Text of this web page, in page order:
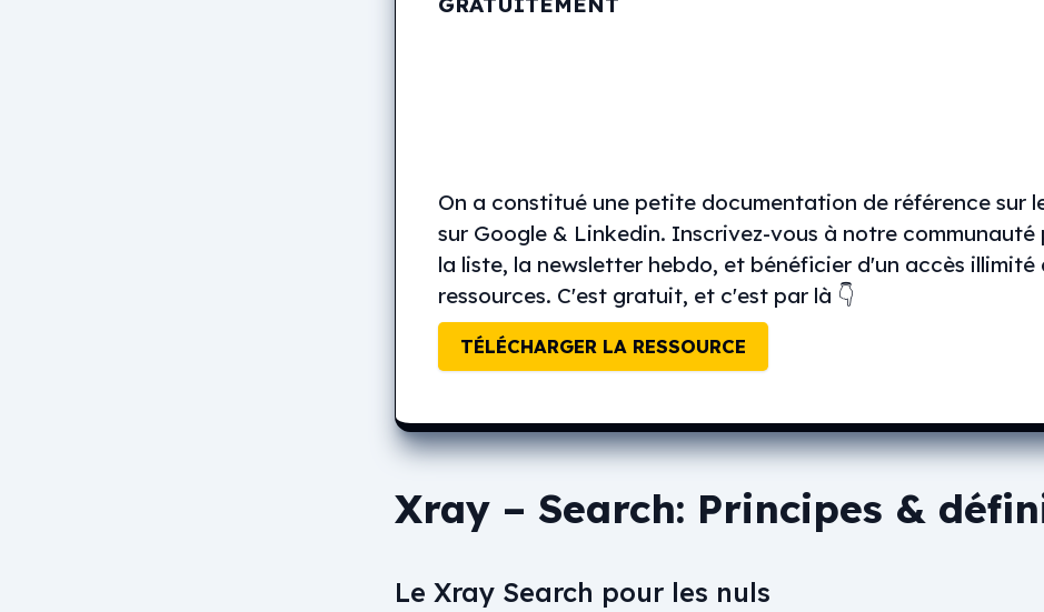
On a constitué une petite documentation de référence sur
sur Google & Linkedin. Inscrivez-vous à notre
la liste, la newsletter hebdo, et bénéficier d'un accès illimité
ressources. C'est gratuit, et c'est par là 👇
TÉLÉCHARGER LA RESSOURCE
Xray – Search: Principes &
Le Xray Search pour les nuls